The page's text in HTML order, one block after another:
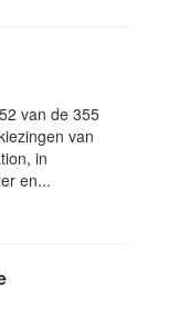
van de 355
van
in
en...